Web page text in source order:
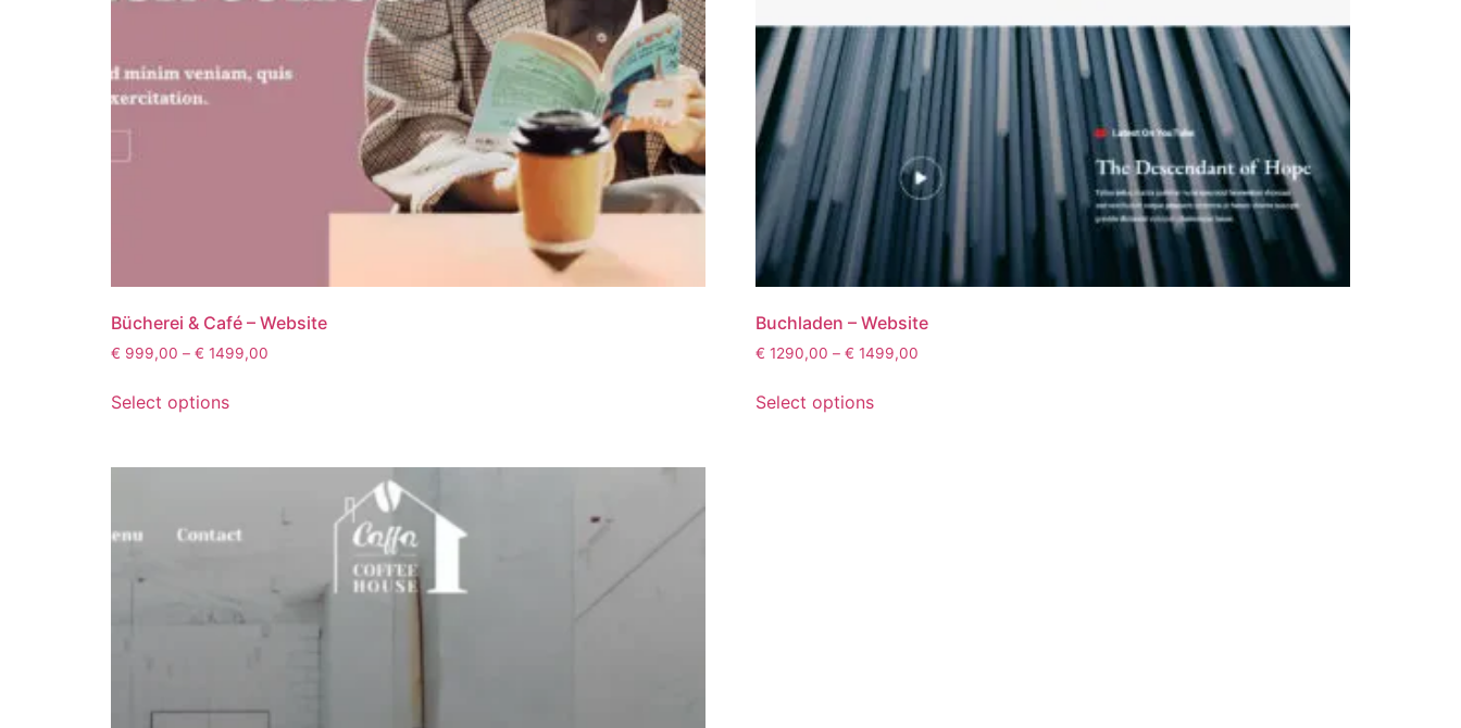
Bücherei & Café – Website
€ 999,00 – € 1499,00
Select options
Buchladen – Website
€ 1290,00 – € 1499,00
Select options